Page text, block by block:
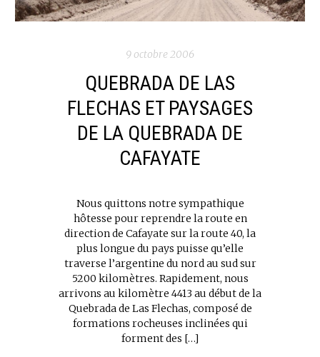
9 octobre 2006
QUEBRADA DE LAS
FLECHAS ET PAYSAGES
DE LA QUEBRADA DE
CAFAYATE
Nous quittons notre sympathique
hôtesse pour reprendre la route en
direction de Cafayate sur la route 40, la
plus longue du pays puisse qu’elle
traverse l’argentine du nord au sud sur
5200 kilomètres. Rapidement, nous
arrivons au kilomètre 4413 au début de la
Quebrada de Las Flechas, composé de
formations rocheuses inclinées qui
forment des […]